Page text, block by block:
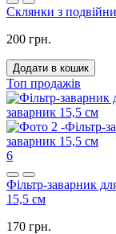
Склянки з
200 грн.
Додати в кошик
Топ продажів
6
Фільтр-заварник
15,5 см
170 грн.